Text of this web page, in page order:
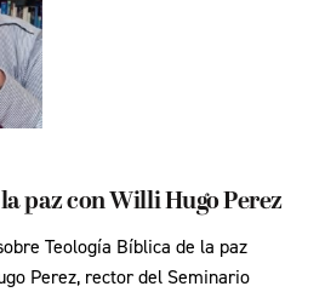
paz con Willi Hugo Perez
Teología Bíblica de la paz
Perez, rector del Seminario